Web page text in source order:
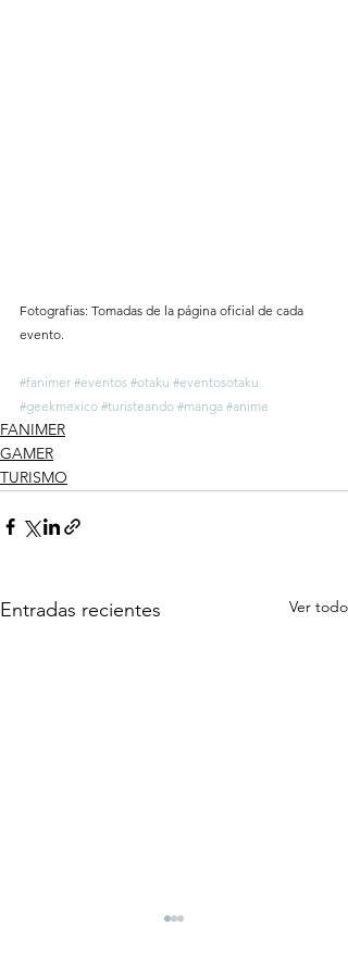
Fotografias: Tomadas de la página oficial de cada
evento.
#fanimer #eventos #otaku #eventosotaku
#geekmexico #turisteando #manga #anime
FANIMER
GAMER
TURISMO
Entradas recientes Ver todo